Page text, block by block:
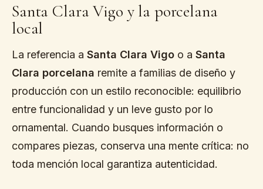
Santa Clara Vigo y la porcelana
local
La referencia a Santa Clara Vigo o a Santa
Clara porcelana remite a familias de diseño y
producción con un estilo reconocible: equilibrio
entre funcionalidad y un leve gusto por lo
ornamental. Cuando busques información o
compares piezas, conserva una mente crítica: no
toda mención local garantiza autenticidad.